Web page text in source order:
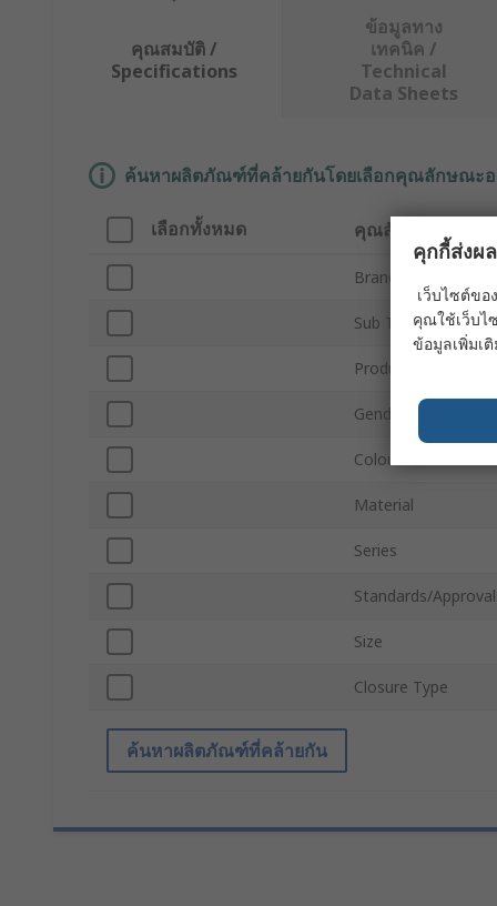
คุณสมบัติ /
Specifications
ข้อมูลทาง
เทคนิค /
Technical
Data Sheets
ค้นหาผลิตภัณฑ์ที่คล้ายกันโดยเลือกคุณลักษณะอ
เลือกทั้งหมด คุณลักษณะ
Brand
Sub Type
Product Type
Gender
Colour
Material
Series
Standards/
Size
Closure Type
ค้นหาผลิตภัณฑ์ที่คล้ายกัน
คุกกี้ส่งผ
เว็บไซต์ข
คุณใช้เว็บไ
ข้อมูลเพิ่มเ